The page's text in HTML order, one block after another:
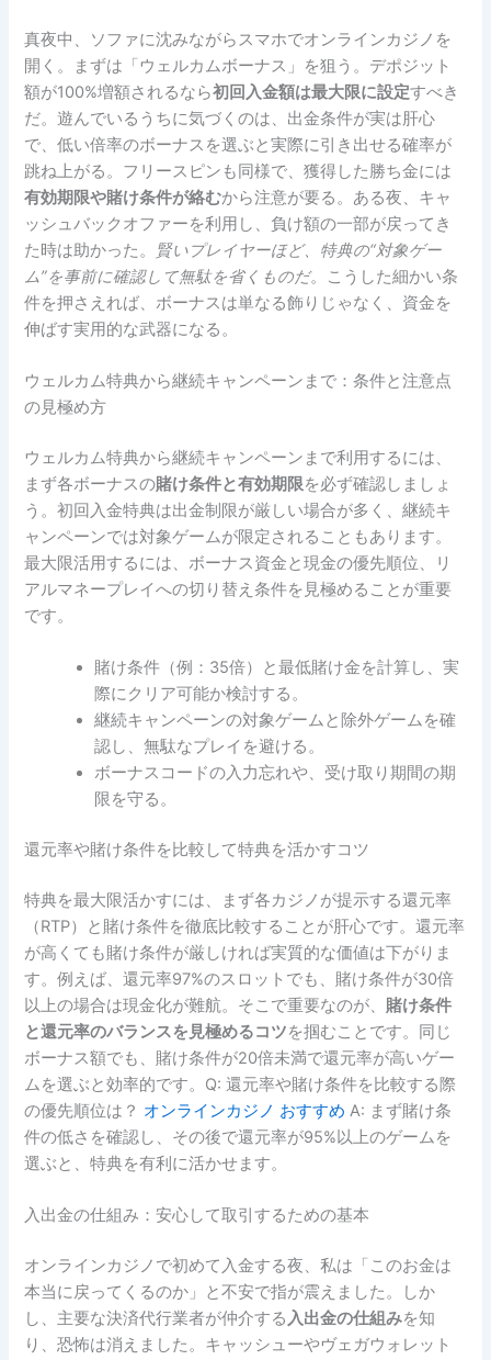
真夜中、ソファに沈みながらスマホでオンラインカジノを
開く。まずは「ウェルカムボーナス」を狙う。デポジット
額が100%増額されるなら初回入金額は最大限に設定すべき
だ。遊んでいるうちに気づくのは、出金条件が実は肝心
で、低い倍率のボーナスを選ぶと実際に引き出せる確率が
跳ね上がる。フリースピンも同様で、獲得した勝ち金には
有効期限や賭け条件が絡むから注意が要る。ある夜、キャ
ッシュバックオファーを利用し、負け額の一部が戻ってき
た時は助かった。 賢いプレイヤーほど、特典の“対象ゲー
ム”を事前に確認して無駄を省くものだ。こうした細かい条
件を押さえれば、ボーナスは単なる飾りじゃなく、資金を
伸ばす実用的な武器になる。
ウェルカム特典から継続キャンペーンまで：条件と注意点
の見極め方
ウェルカム特典から継続キャンペーンまで利用するには、
まず各ボーナスの賭け条件と有効期限を必ず確認しましょ
う。初回入金特典は出金制限が厳しい場合が多く、継続キ
ャンペーンでは対象ゲームが限定されることもあります。
最大限活用するには、ボーナス資金と現金の優先順位、リ
アルマネープレイへの切り替え条件を見極めることが重要
です。
賭け条件（例：35倍）と最低賭け金を計算し、実
際にクリア可能か検討する。
継続キャンペーンの対象ゲームと除外ゲームを確
認し、無駄なプレイを避ける。
ボーナスコードの入力忘れや、受け取り期間の期
限を守る。
還元率や賭け条件を比較して特典を活かすコツ
特典を最大限活かすには、まず各カジノが提示する還元率
（RTP）と賭け条件を徹底比較することが肝心です。還元率
が高くても賭け条件が厳しければ実質的な価値は下がりま
す。例えば、還元率97%のスロットでも、賭け条件が30倍
以上の場合は現金化が難航。そこで重要なのが、 賭け条件
と還元率のバランスを見極めるコツを掴むことです。同じ
ボーナス額でも、賭け条件が20倍未満で還元率が高いゲー
ムを選ぶと効率的です。Q: 還元率や賭け条件を比較する際
の優先順位は？ オンラインカジノ おすすめ A: まず賭け条
件の低さを確認し、その後で還元率が95%以上のゲームを
選ぶと、特典を有利に活かせます。
入出金の仕組み：安心して取引するための基本
オンラインカジノで初めて入金する夜、私は「このお金は
本当に戻ってくるのか」と不安で指が震えました。しか
し、主要な決済代行業者が仲介する 入出金の仕組みを知
り、恐怖は消えました。キャッシューやヴェガウォレット